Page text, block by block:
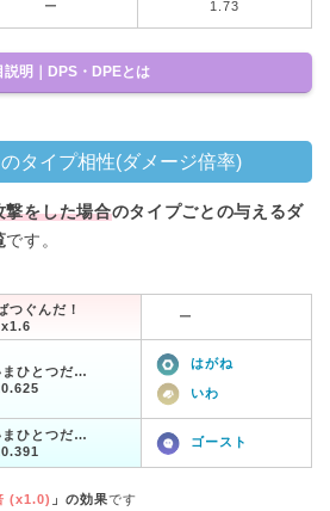
ー 1.73
説明｜DPS・DPEとは
タイプ相性(ダメージ倍率)
撃をした場合のタイプごとの与えるダ
です。
つぐんだ！
x1.6
ー
まひとつだ…
はがね
いわ
まひとつだ…
ゴースト
(x1.0) 」の効果です